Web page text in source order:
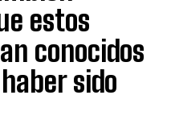
estos
conocidos
sido